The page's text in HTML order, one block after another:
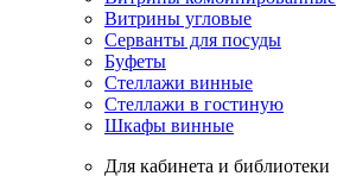
Витрины угловые
Серванты для посуды
Буфеты
Стеллажи винные
Стеллажи в гостиную
Шкафы винные
Для кабинета и библиотеки